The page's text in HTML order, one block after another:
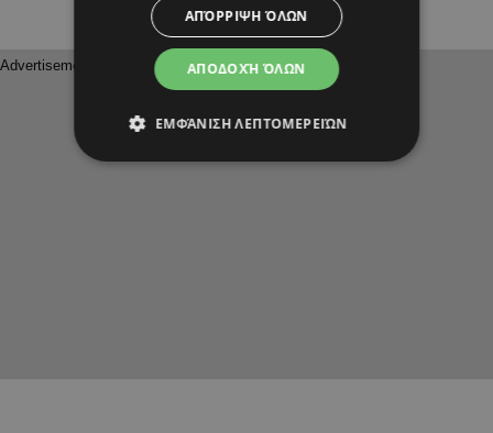
ΑΠΟΔΟΧΉ ΌΛΩΝ
ΑΠΌΡΡΙΨΗ ΌΛΩΝ
ΕΜΦΆΝΙΣΗ ΛΕΠΤΟΜΕΡΕΙΏΝ